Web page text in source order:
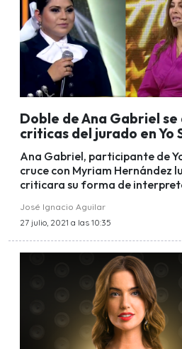
Doble de Ana Gabriel
criticas del jurado en Yo
Ana Gabriel, participante de
cruce con Myriam Hernández
criticara su forma de
José Ignacio Aguilar
27 julio, 2021 a las 10:35